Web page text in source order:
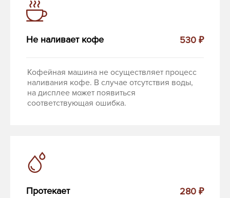
Не наливает кофе 530 ₽
Кофейная машина не осуществляет процесс
наливания кофе. В случае отсутствия воды,
на дисплее может появиться
соответствующая ошибка.
Протекает 280 ₽